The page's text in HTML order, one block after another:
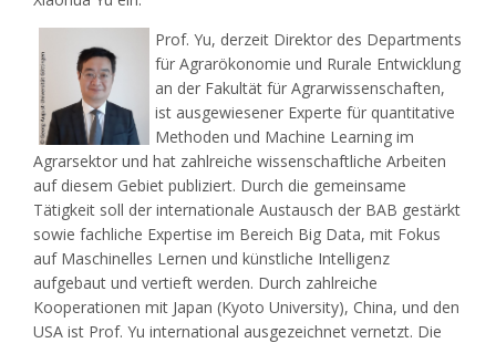
Prof. Yu, derzeit Direktor des Departments
für Agrarökonomie und Rurale Entwicklung
an der Fakultät für Agrarwissenschaften,
ist ausgewiesener Experte für quantitative
Methoden und Machine Learning im
Agrarsektor und hat zahlreiche wissenschaftliche Arbeiten
auf diesem Gebiet publiziert. Durch die gemeinsame
Tätigkeit soll der internationale Austausch der BAB gestärkt
sowie fachliche Expertise im Bereich Big Data, mit Fokus
auf Maschinelles Lernen und künstliche Intelligenz
aufgebaut und vertieft werden. Durch zahlreiche
Kooperationen mit Japan (Kyoto University), China, und den
USA ist Prof. Yu international ausgezeichnet vernetzt. Die